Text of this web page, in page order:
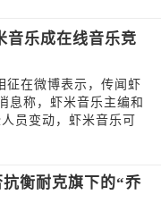
音乐成在线音乐竞
征在微博表示，传闻虾
息称，虾米音乐主编和
员变动，虾米音乐可
衡耐克旗下的“乔